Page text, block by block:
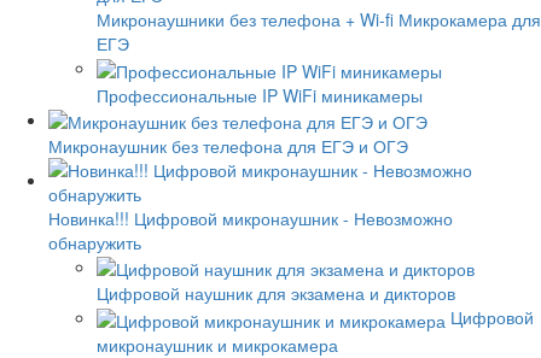
Микронаушники без телефона + Wi-fi Микрокамера для
ЕГЭ
Профессиональные IP WiFi миникамеры
Микронаушник без телефона для ЕГЭ и ОГЭ
Новинка!!! Цифровой микронаушник - Невозможно
обнаружить
Цифровой наушник для экзамена и дикторов
Цифровой
микронаушник и микрокамера